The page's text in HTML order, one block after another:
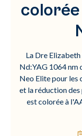
colorée
La Dre
Nd:YAG 1064 nm
Neo Elite pour les
et la réduction
est colorée à